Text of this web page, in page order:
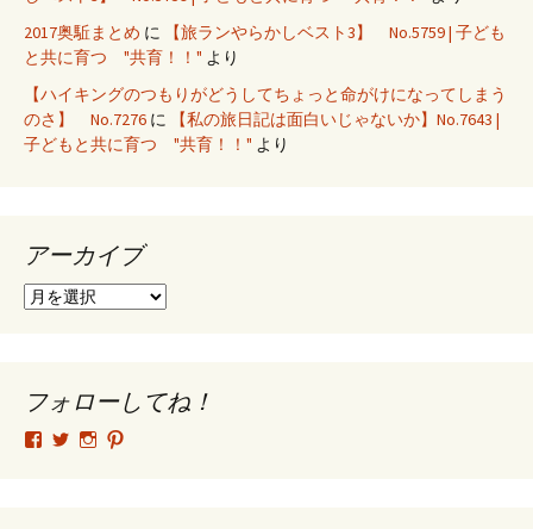
2017奥駈まとめ に
【旅ランやらかしベスト3】 No.5759 | 子ども
と共に育つ "共育！！" より
【ハイキングのつもりがどうしてちょっと命がけになってしまう
のさ】 No.7276 に
【私の旅日記は面白いじゃないか】No.7643 |
子どもと共に育つ "共育！！" より
アーカイブ
ア
ブ
フォローしてね！
tsutomu.hattori.33
SottakuninMoai
tsutomu.hattori.33